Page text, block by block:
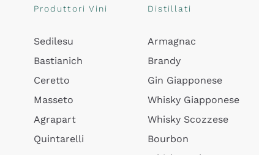
Produttori Vini
Sedilesu
Bastianich
Ceretto
Masseto
Agrapart
Quintarelli
Distillati
Armagnac
Brandy
Gin Giapponese
Whisky Giapponese
Whisky Scozzese
Bourbon